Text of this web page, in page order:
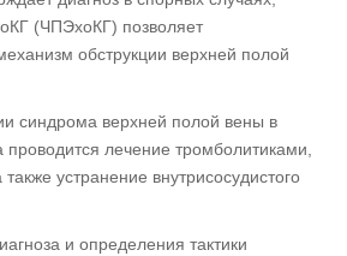
(ЧПЭхоКГ) позволяет
обструкции верхней полой
синдрома верхней полой вены в
проводится лечение тромболитиками,
устранение внутрисосудистого
и определения тактики